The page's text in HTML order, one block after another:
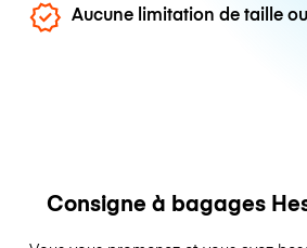
Aucune limitation de taille
Consigne à bagages